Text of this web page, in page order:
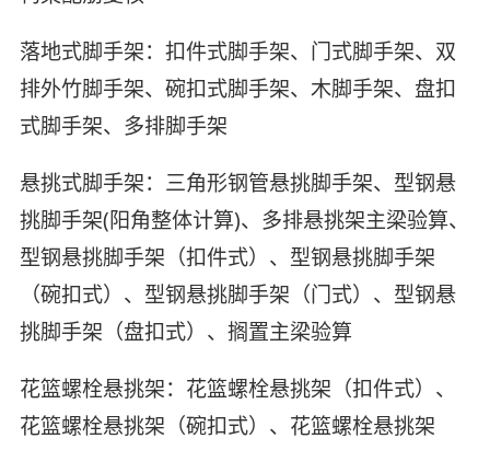
落地式脚手架：扣件式脚手架、门式脚手架、双
排外竹脚手架、碗扣式脚手架、木脚手架、盘扣
式脚手架、多排脚手架
悬挑式脚手架：三角形钢管悬挑脚手架、型钢悬
挑脚手架(阳角整体计算)、多排悬挑架主梁验算、
型钢悬挑脚手架（扣件式）、型钢悬挑脚手架
（碗扣式）、型钢悬挑脚手架（门式）、型钢悬
挑脚手架（盘扣式）、搁置主梁验算
花篮螺栓悬挑架：花篮螺栓悬挑架（扣件式）、
花篮螺栓悬挑架（碗扣式）、花篮螺栓悬挑架